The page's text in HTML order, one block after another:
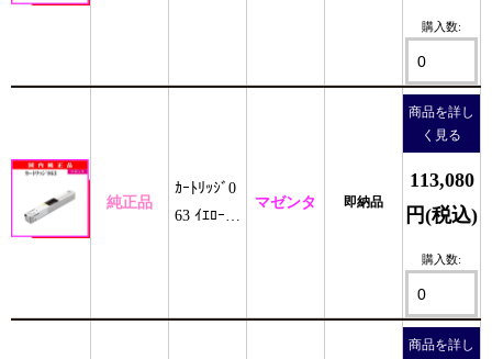
購入数:
純正品
ｶｰﾄﾘｯｼﾞ0
63 ｲｴﾛｰ
マゼンタ 即納品
商品を詳し
く見る
113,080
円(税込)
購入数:
商品を詳し